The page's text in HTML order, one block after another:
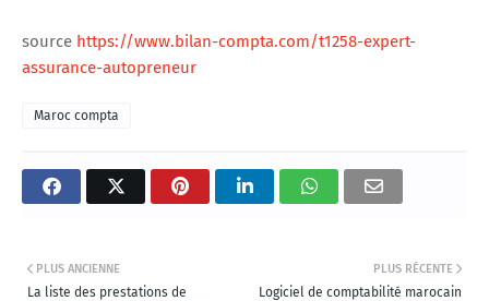
source https://www.bilan-compta.com/t1258-expert-
assurance-autopreneur
Maroc compta
PLUS RÉCENTE
Logiciel de comptabilité marocain
PLUS ANCIENNE
La liste des prestations de